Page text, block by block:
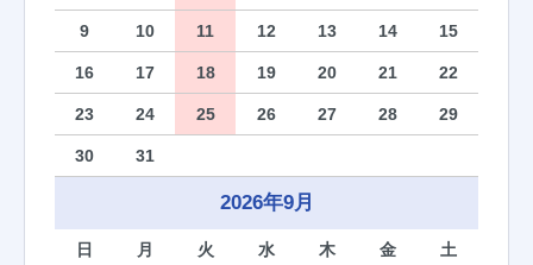
9 10 11 12 13 14 15
16 17 18 19 20 21 22
23 24 25 26 27 28 29
30 31
2026年9月
日 月 火 水 木 金 土